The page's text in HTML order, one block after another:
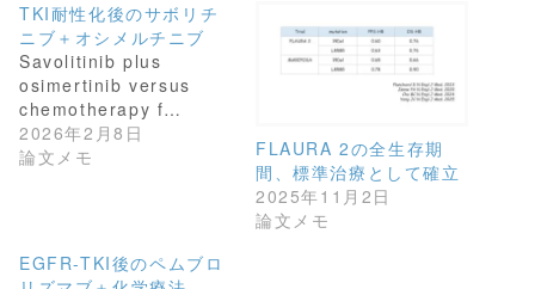
i
t
t
e
r
で
共
有
(
新
し
ウ
で
で
共
有
す
る
に
は
ク
リ
い
TKI耐性化後のサボリチ
ニブ＋オシメルチニブ
Savolitinib plus
osimertinib versus
chemotherapy f…
2026年2月8日
論文メモ
FLAURA 2の全生存期
間、標準治療として確立
2025年11月2日
論文メモ
EGFR-TKI後のペムブロ